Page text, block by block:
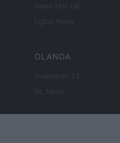
News Hub UK
Lgbtq News
OLANDA
Investeren 24
NL Newz